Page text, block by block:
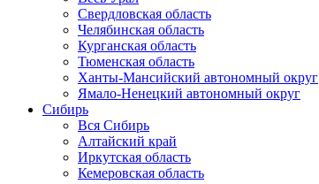
Свердловская область
Челябинская область
Курганская область
Тюменская область
Ханты-Мансийский автономный округ
Ямало-Ненецкий автономный округ
Сибирь
Вся Сибирь
Алтайский край
Иркутская область
Кемеровская область